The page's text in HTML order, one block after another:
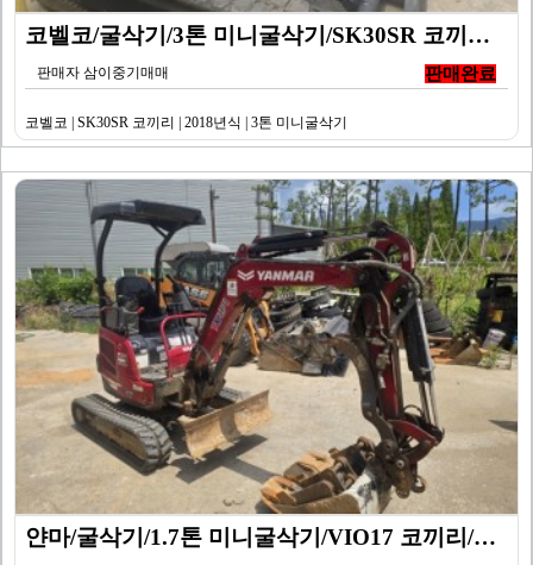
코벨코/굴삭기/3톤 미니굴삭기/SK30SR 코끼리/20…
판매자 삼이중기매매 판매완료
코벨코 | SK30SR 코끼리 | 2018년식 | 3톤 미니굴삭기
얀마/굴삭기/1.7톤 미니굴삭기/VIO17 코끼리/20…